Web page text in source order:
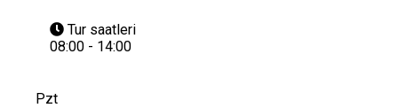
Tur saatleri
08:00 - 14:00
Pzt